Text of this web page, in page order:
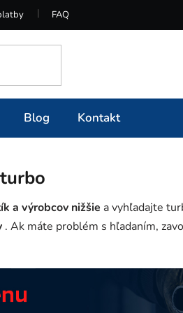
FAQ
Blog Kontakt
a výrobcov nižšie a vyhľadajte
. Ak máte problém s hľadaním,